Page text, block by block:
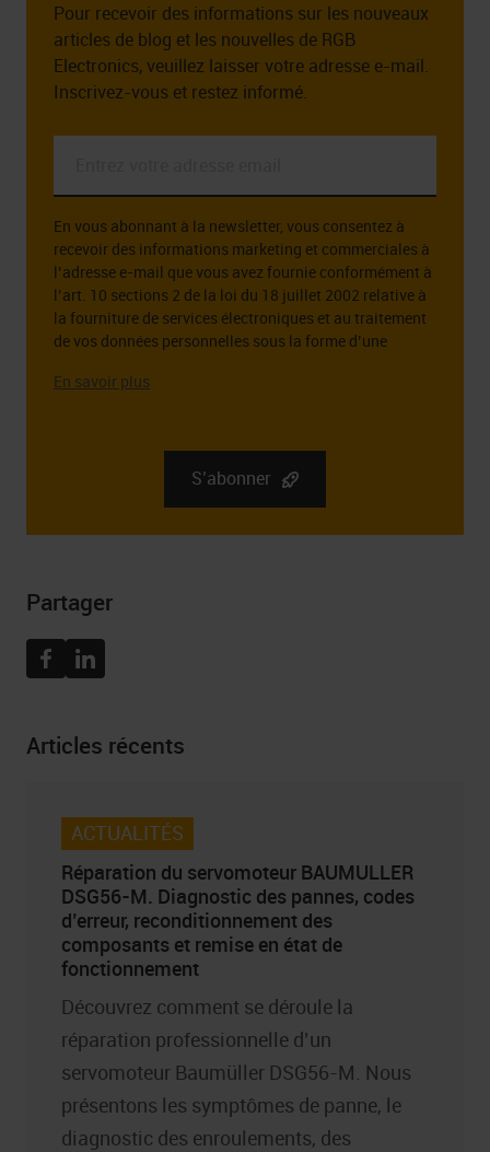
Pour recevoir des informations sur les nouveaux
articles de blog et les nouvelles de RGB
Electronics, veuillez laisser votre adresse e-mail.
Inscrivez-vous et restez informé.
email
*
En vous abonnant à la newsletter, vous consentez à
recevoir des informations marketing et commerciales à
l’adresse e-mail que vous avez fournie conformément à
l’art. 10 sections 2 de la loi du 18 juillet 2002 relative à
la fourniture de services électroniques et au traitement
de vos données personnelles sous la forme d’une
Sp. k., st. Dlugosza 2-6, 51 – 162 Wrocław. Des
informations complètes sur l’administrateur de vos
S’abonner
Partager
FacebookLinkedin
Articles récents
ACTUALITÉS
Réparation du servomoteur BAUMULLER
DSG56-M. Diagnostic des pannes, codes
d’erreur, reconditionnement des
composants et remise en état de
fonctionnement
Découvrez comment se déroule la
réparation professionnelle d’un
servomoteur Baumüller DSG56-M. Nous
présentons les symptômes de panne, le
diagnostic des enroulements, des